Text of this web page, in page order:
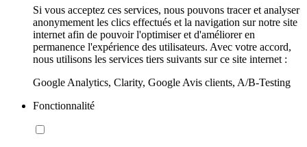
Si vous acceptez ces services, nous pouvons tracer et analyser
anonymement les clics effectués et la navigation sur notre site
internet afin de pouvoir l'optimiser et d'améliorer en
permanence l'expérience des utilisateurs. Avec votre accord,
nous utilisons les services tiers suivants sur ce site internet :
Google Analytics, Clarity, Google Avis clients, A/B-Testing
Fonctionnalité